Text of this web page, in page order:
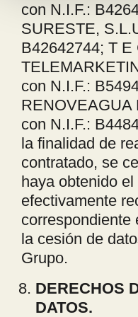
con N.I.F.:
SURESTE,
B42642744; T E
con N.I.F.:
RENOVEAGUA
con N.I.F.:
la finalidad de
contratado, se
haya obtenido
efectivamente
correspondiente
la cesión de
Grupo.
DERECHOS
DATOS.